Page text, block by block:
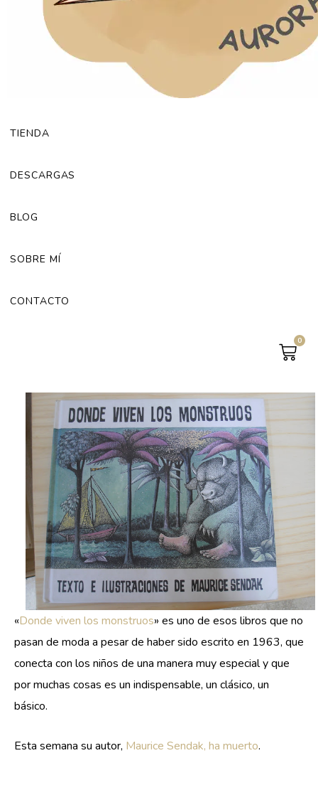
TIENDA
DESCARGAS
BLOG
SOBRE MÍ
CONTACTO
0
«Donde viven los monstruos» es uno de esos libros que no
pasan de moda a pesar de haber sido escrito en 1963, que
conecta con los niños de una manera muy especial y que
por muchas cosas es un indispensable, un clásico, un
básico.
Esta semana su autor, Maurice Sendak, ha muerto.